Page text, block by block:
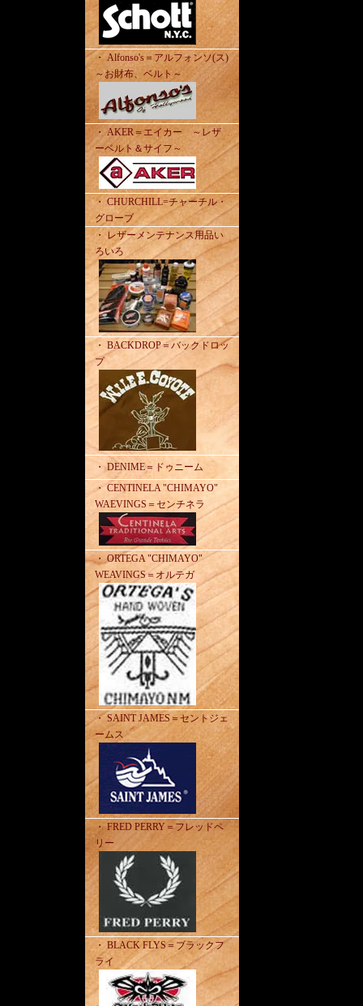
・ Alfonso's＝アルフォンソ(ス)
～お財布、ベルト～
・ AKER＝エイカー ～レザ
ーベルト＆サイフ～
・ CHURCHILL=チャーチル・
グローブ
・ レザーメンテナンス用品い
ろいろ
・ BACKDROP＝バックドロッ
プ
・ DENIME＝ドゥニーム
・ CENTINELA "CHIMAYO"
WAEVINGS＝センチネラ
・ ORTEGA "CHIMAYO"
WEAVINGS＝オルテガ
・ SAINT JAMES＝セントジェ
ームス
・ FRED PERRY＝フレッドペ
リー
・ BLACK FLYS＝ブラックフ
ライ